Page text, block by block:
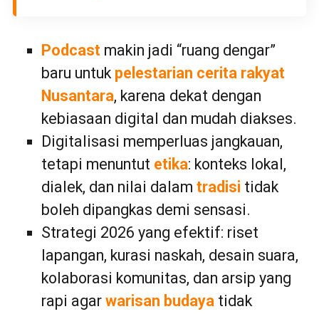
Podcast makin jadi “ruang dengar”
baru untuk pelestarian cerita rakyat
Nusantara, karena dekat dengan
kebiasaan digital dan mudah diakses.
Digitalisasi memperluas jangkauan,
tetapi menuntut etika: konteks lokal,
dialek, dan nilai dalam tradisi tidak
boleh dipangkas demi sensasi.
Strategi 2026 yang efektif: riset
lapangan, kurasi naskah, desain suara,
kolaborasi komunitas, dan arsip yang
rapi agar warisan budaya tidak